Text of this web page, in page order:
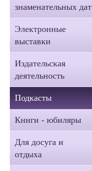
знаменательных дат
Электронные
выставки
Издательская
деятельность
Подкасты
Книги - юбиляры
Для досуга и
отдыха